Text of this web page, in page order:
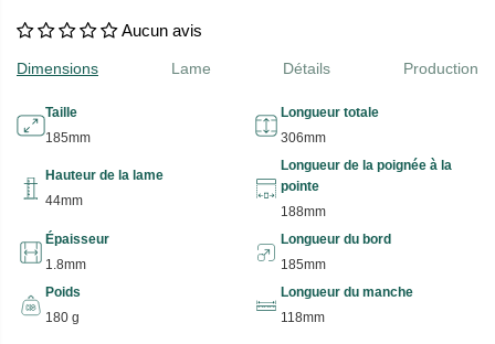
Aucun avis
Dimensions Lame Détails Production
Taille
185mm
Longueur totale
306mm
Hauteur de la lame
44mm
Longueur de la poignée à la
pointe
188mm
Épaisseur
1.8mm
Longueur du bord
185mm
Poids
180 g
Longueur du manche
118mm